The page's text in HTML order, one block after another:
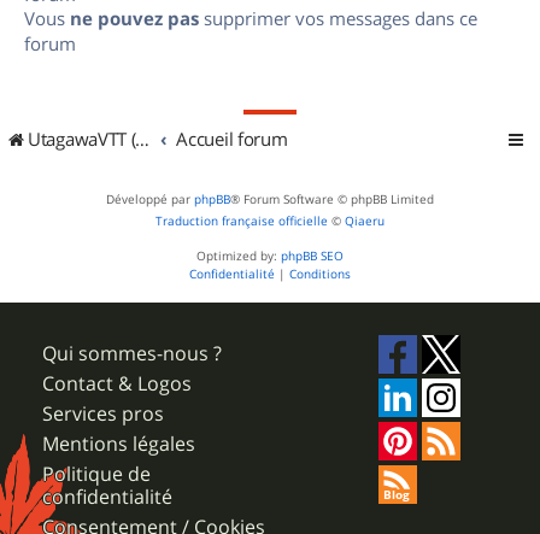
Vous ne pouvez pas supprimer vos messages dans ce
forum
UtagawaVTT (Randos VTT et VTTAE avec traces GPS) Accueil forum
Développé par phpBB® Forum Software © phpBB Limited
Traduction française officielle © Qiaeru
Optimized by: phpBB SEO
Confidentialité | Conditions
Qui sommes-nous ?
Contact & Logos
Services pros
Mentions légales
Politique de
confidentialité
Consentement / Cookies